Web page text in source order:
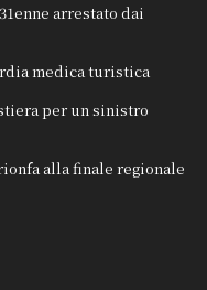
arrestato dai
medica turistica
per un sinistro
alla finale regionale